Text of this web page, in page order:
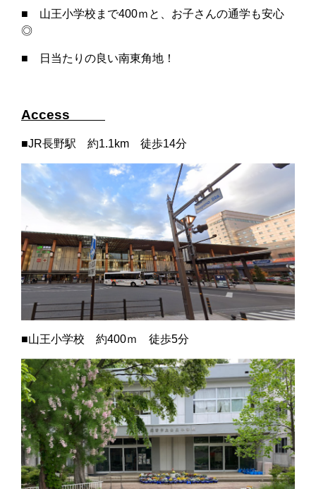
■ 山王小学校まで400ｍと、お子さんの通学も安心
◎
■ 日当たりの良い南東角地！
Access
■JR長野駅 約1.1km 徒歩14分
■山王小学校 約400ｍ 徒歩5分